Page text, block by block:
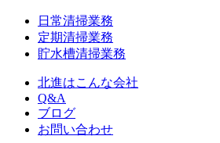
日常清掃業務
定期清掃業務
貯水槽清掃業務
北進はこんな会社
Q&A
ブログ
お問い合わせ